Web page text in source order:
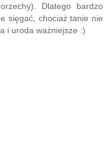
orzechy). Dlatego bardzo
sięgać, chociaż tanie nie
i uroda ważniejsze :)